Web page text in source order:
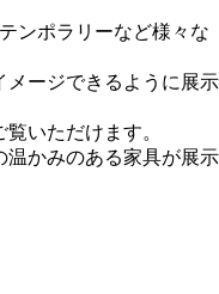
ンポラリーなど様々な
メージできるように展示
いただけます。
温かみのある家具が展示